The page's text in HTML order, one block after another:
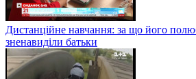
Дистанційне навчання: за що його
зненавиділи батьки